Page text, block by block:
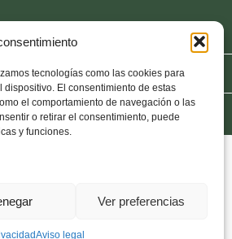
tecnologías como las cookies para
El consentimiento de estas
el comportamiento de navegación o las
o retirar el consentimiento, puede
y funciones.
Ver preferencias
Aviso legal